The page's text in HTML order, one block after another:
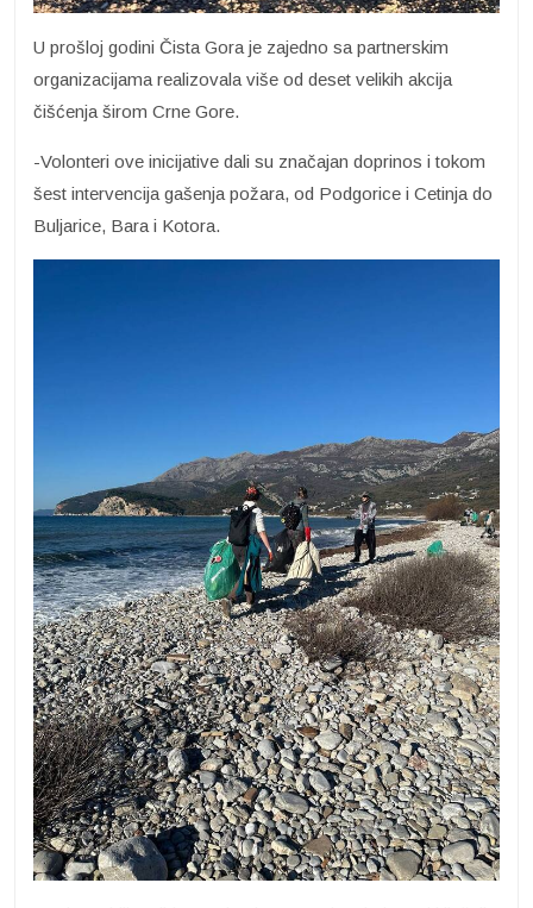
U prošloj godini Čista Gora je zajedno sa partnerskim
organizacijama realizovala više od deset velikih akcija
čišćenja širom Crne Gore.
-Volonteri ove inicijative dali su značajan doprinos i tokom
šest intervencija gašenja požara, od Podgorice i Cetinja do
Buljarice, Bara i Kotora.